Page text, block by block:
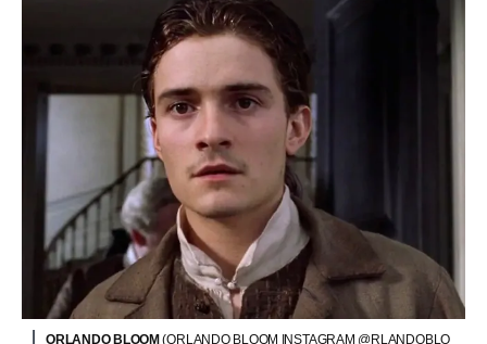
ORLANDO BLOOM(ORLANDO BLOOM INSTAGRAM @RLANDOBLO